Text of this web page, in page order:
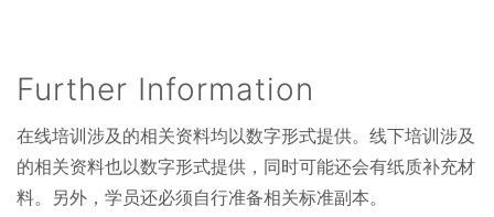
Further Information
在线培训涉及的相关资料均以数字形式提供。线下培训涉及
的相关资料也以数字形式提供，同时可能还会有纸质补充材
料。另外，学员还必须自行准备相关标准副本。